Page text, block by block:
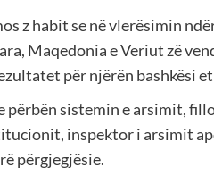
z habit se në vlerësimin
Maqedonia e Veriut zë
për njërën bashkësi
përbën sistemin e arsimit,
inspektor i arsimit
përgjegjësie.